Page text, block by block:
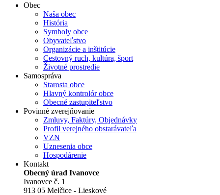
Obec
Naša obec
História
Symboly obce
Obyvateľstvo
Organizácie a inštitúcie
Cestovný ruch, kultúra, šport
Životné prostredie
Samospráva
Starosta obce
Hlavný kontrolór obce
Obecné zastupiteľstvo
Povinné zverejňovanie
Zmluvy, Faktúry, Objednávky
Profil verejného obstarávateľa
VZN
Uznesenia obce
Hospodárenie
Kontakt
Obecný úrad Ivanovce
Ivanovce č. 1
913 05 Melčice - Lieskové